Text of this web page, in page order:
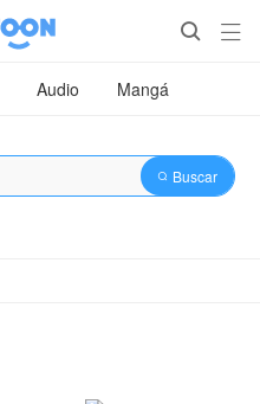
 
Audio Mangá
 Buscar